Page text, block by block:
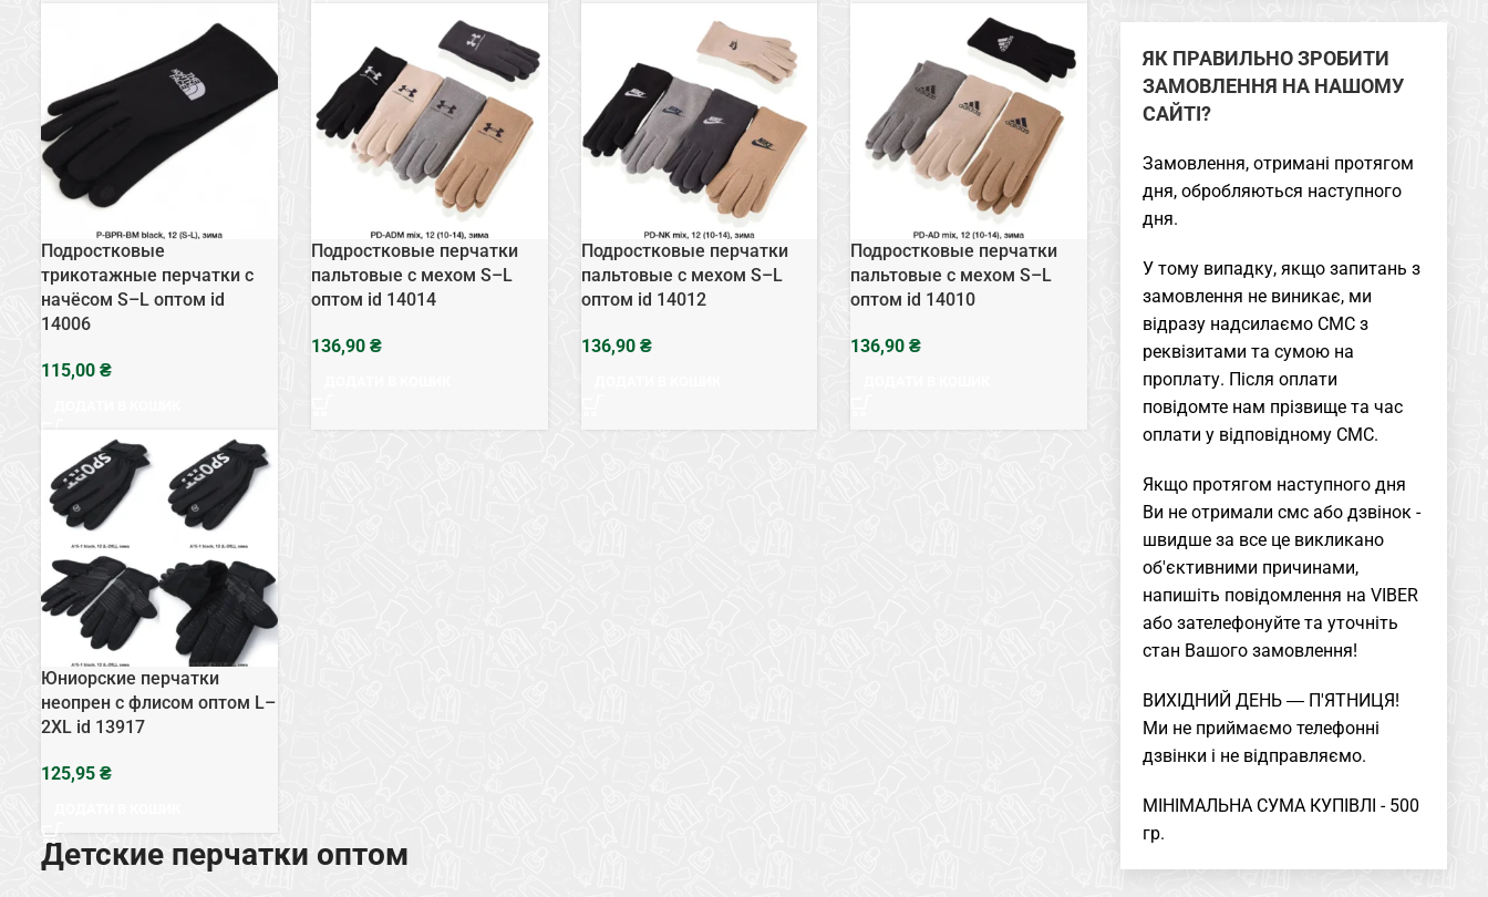
ЯК ПРАВИЛЬНО ЗРОБИТИ
ЗАМОВЛЕННЯ НА НАШОМУ
САЙТІ?
Замовлення, отримані протягом
дня, обробляються наступного
дня.
У тому випадку, якщо запитань з
замовлення не виникає, ми
відразу надсилаємо СМС з
реквізитами та сумою на
проплату. Після оплати
повідомте нам прізвище та час
оплати у відповідному СМС.
Якщо протягом наступного дня
Ви не отримали смс або дзвінок -
швидше за все це викликано
об'єктивними причинами,
напишіть повідомлення на VIBER
або зателефонуйте та уточніть
стан Вашого замовлення!
ВИХІДНИЙ ДЕНЬ ― П'ЯТНИЦЯ!
Ми не приймаємо телефонні
дзвінки і не відправляємо.
МІНІМАЛЬНА СУМА КУПІВЛІ - 500
гр.
Подростковые
трикотажные перчатки с
начёсом S–L оптом id
14006
₴
Подростковые перчатки
пальтовые с мехом S–L
оптом id 14014
₴
Подростковые перчатки
пальтовые с мехом S–L
оптом id 14012
₴
Подростковые перчатки
пальтовые с мехом S–L
оптом id 14010
₴
Юниорские перчатки
неопрен с флисом оптом L–
2XL id 13917
₴
Детские перчатки оптом